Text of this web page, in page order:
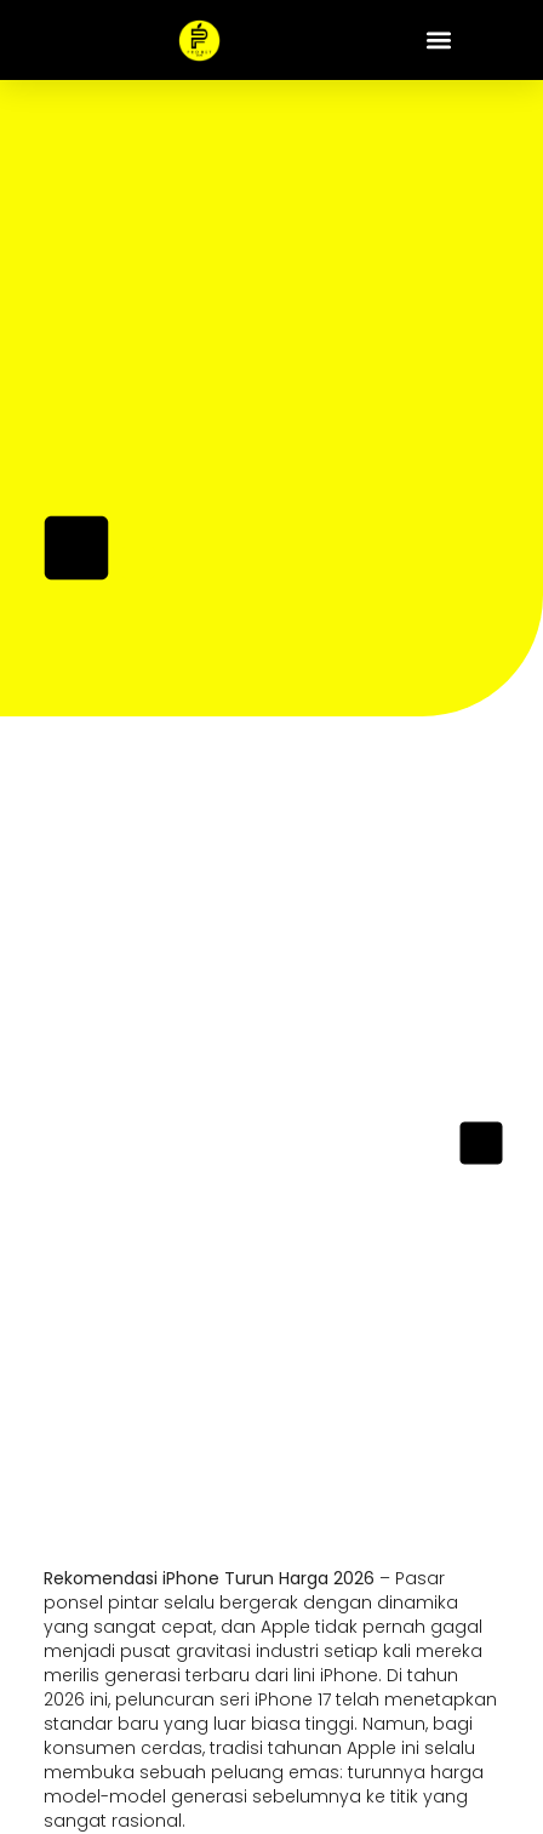
Rekomendasi iPhone Turun Harga 2026 – Pasar
ponsel pintar selalu bergerak dengan dinamika
yang sangat cepat, dan Apple tidak pernah gagal
menjadi pusat gravitasi industri setiap kali mereka
merilis generasi terbaru dari lini iPhone. Di tahun
2026 ini, peluncuran seri iPhone 17 telah menetapkan
standar baru yang luar biasa tinggi. Namun, bagi
konsumen cerdas, tradisi tahunan Apple ini selalu
membuka sebuah peluang emas: turunnya harga
model-model generasi sebelumnya ke titik yang
sangat rasional.